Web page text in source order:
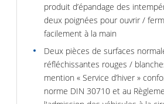
produit d’épandage des
deux poignées pour ouvrir /
facilement à la main
Deux pièces de surfaces
réfléchissantes rouges /
mention « Service d’hiver »
norme DIN 30710 et au